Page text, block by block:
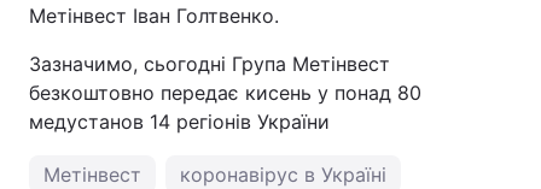
Метінвест Іван Голтвенко.
Зазначимо, сьогодні Група Метінвест
безкоштовно передає кисень у понад 80
медустанов 14 регіонів України
Метінвест коронавірус в Україні